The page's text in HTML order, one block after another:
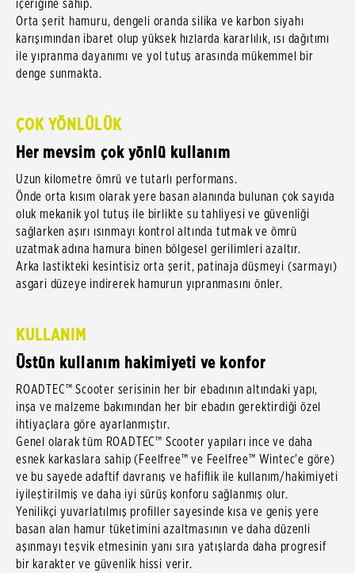
içeriğine sahip.
Orta şerit hamuru, dengeli oranda silika ve karbon siyahı
karışımından ibaret olup yüksek hızlarda kararlılık, ısı dağıtımı
ile yıpranma dayanımı ve yol tutuş arasında mükemmel bir
denge sunmakta.
ÇOK YÖNLÜLÜK
Her mevsim çok yönlü kullanım
Uzun kilometre ömrü ve tutarlı performans.
Önde orta kısım olarak yere basan alanında bulunan çok sayıda
oluk mekanik yol tutuş ile birlikte su tahliyesi ve güvenliği
sağlarken aşırı ısınmayı kontrol altında tutmak ve ömrü
uzatmak adına hamura binen bölgesel gerilimleri azaltır.
Arka lastikteki kesintisiz orta şerit, patinaja düşmeyi (sarmayı)
asgari düzeye indirerek hamurun yıpranmasını önler.
KULLANIM
Üstün kullanım hakimiyeti ve konfor
ROADTEC™ Scooter serisinin her bir ebadının altındaki yapı,
inşa ve malzeme bakımından her bir ebadın gerektirdiği özel
ihtiyaçlara göre ayarlanmıştır.
Genel olarak tüm ROADTEC™ Scooter yapıları ince ve daha
esnek karkaslara sahip (Feelfree™ ve Feelfree™ Wintec'e göre)
ve bu sayede adaftif davranış ve hafiflik ile kullanım/hakimiyeti
iyileştirilmiş ve daha iyi sürüş konforu sağlanmış olur.
Yenilikçi yuvarlatılmış profiller sayesinde kısa ve geniş yere
basan alan hamur tüketimini azaltmasının ve daha düzenli
aşınmayı teşvik etmesinin yanı sıra yatışlarda daha progresif
bir karakter ve güvenlik hissi verir.